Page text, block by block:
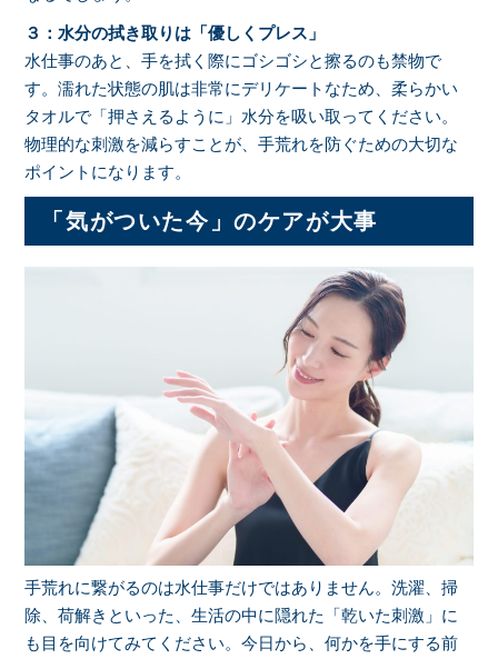
３：水分の拭き取りは「優しくプレス」
水仕事のあと、手を拭く際にゴシゴシと擦るのも禁物で
す。濡れた状態の肌は非常にデリケートなため、柔らかい
タオルで「押さえるように」水分を吸い取ってください。
物理的な刺激を減らすことが、手荒れを防ぐための大切な
ポイントになります。
「気がついた今」のケアが大事
手荒れに繋がるのは水仕事だけではありません。洗濯、掃
除、荷解きといった、生活の中に隠れた「乾いた刺激」に
も目を向けてみてください。今日から、何かを手にする前